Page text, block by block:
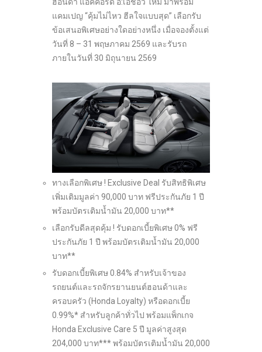
แคมเปญ “คุ้มไม่ไหว ฮีลใจแบบสุด” เลือกรับ
ข้อเสนอพิเศษอย่างใดอย่างหนึ่ง เมื่อจองตั้งแต่
วันที่ 8 – 31 พฤษภาคม 2569 และรับรถ
ภายในวันที่ 30 มิถุนายน 2569
ทางเลือกพิเศษ ! Exclusive Deal รับสิทธิพิเศษ
เพิ่มเติมมูลค่า 90,000 บาท ฟรีประกันภัย 1 ปี
พร้อมบัตรเติมน้ำมัน 20,000 บาท**
เลือกรับดีลสุดคุ้ม ! รับดอกเบี้ยพิเศษ 0% ฟรี
ประกันภัย 1 ปี พร้อมบัตรเติมน้ำมัน 20,000
บาท**
รับดอกเบี้ยพิเศษ 0.84% สำหรับเจ้าของ
รถยนต์และรถจักรยานยนต์ฮอนด้าและ
ครอบครัว (Honda Loyalty) หรือดอกเบี้ย
0.99%* สำหรับลูกค้าทั่วไป พร้อมแพ็กเกจ
Honda Exclusive Care 5 ปี มูลค่าสูงสุด
204,000 บาท*** พร้อมบัตรเติมน้ำมัน 20,000